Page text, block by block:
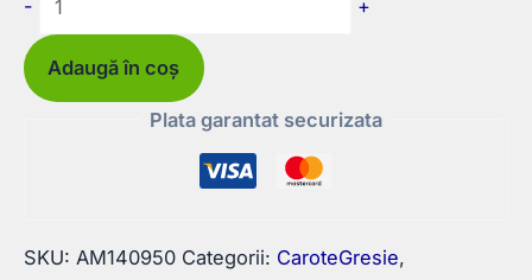
-
Carotă
conică
diamantată
ceramice
+
Adaugă în coș
Plata garantat securizata
SKU: AM140950 Categorii: CaroteGresie,